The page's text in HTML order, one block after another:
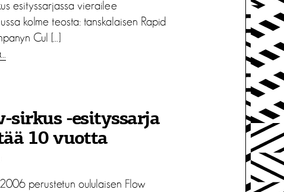
esityssarjassa vierailee
kolme teosta: tanskalaisen Rapid
Cul […]
sirkus -esityssarja
10 vuotta
perustetun oululaisen Flow